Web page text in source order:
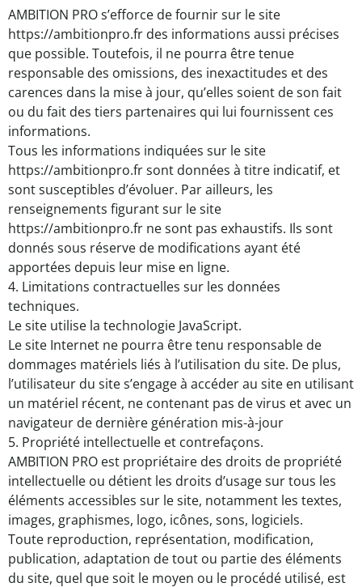
AMBITION PRO s’efforce de fournir sur le site
https://ambitionpro.fr des informations aussi précises
que possible. Toutefois, il ne pourra être tenue
responsable des omissions, des inexactitudes et des
carences dans la mise à jour, qu’elles soient de son fait
ou du fait des tiers partenaires qui lui fournissent ces
informations.
Tous les informations indiquées sur le site
https://ambitionpro.fr sont données à titre indicatif, et
sont susceptibles d’évoluer. Par ailleurs, les
renseignements figurant sur le site
https://ambitionpro.fr ne sont pas exhaustifs. Ils sont
donnés sous réserve de modifications ayant été
apportées depuis leur mise en ligne.
4. Limitations contractuelles sur les données
techniques.
Le site utilise la technologie JavaScript.
Le site Internet ne pourra être tenu responsable de
dommages matériels liés à l’utilisation du site. De plus,
l’utilisateur du site s’engage à accéder au site en utilisant
un matériel récent, ne contenant pas de virus et avec un
navigateur de dernière génération mis-à-jour
5. Propriété intellectuelle et contrefaçons.
AMBITION PRO est propriétaire des droits de propriété
intellectuelle ou détient les droits d’usage sur tous les
éléments accessibles sur le site, notamment les textes,
images, graphismes, logo, icônes, sons, logiciels.
Toute reproduction, représentation, modification,
publication, adaptation de tout ou partie des éléments
du site, quel que soit le moyen ou le procédé utilisé, est